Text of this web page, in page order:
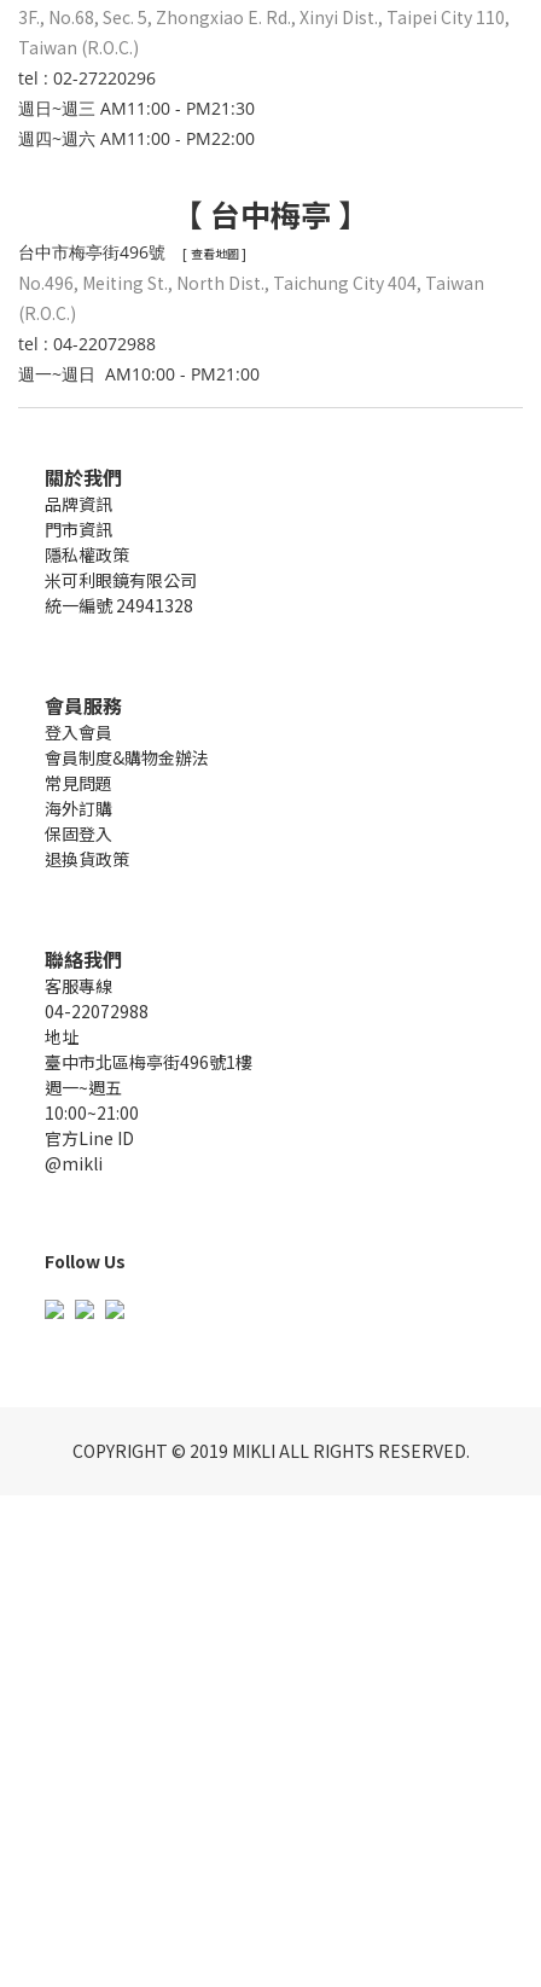
3F., No.68, Sec. 5, Zhongxiao E. Rd., Xinyi Dist., Taipei City 110,
Taiwan (R.O.C.)
tel : 02-27220296
週日~週三 AM11:00 - PM21:30
週四~週六 AM11:00 - PM22:00
【 台中梅亭 】
台中市梅亭街496號 [ 查看地圖]
No.496, Meiting St., North Dist., Taichung City 404, Taiwan
(R.O.C.)
tel : 04-22072988
週一~週日 AM10:00 - PM21:00
關於我們
品牌資訊
門市資訊
隱私權政策
米可利眼鏡有限公司
統一編號 24941328
會員服務
登入會員
會員制度&購物金辦法
常見問題
海外訂購
保固登入
退換貨政策
聯絡我們
客服專線
04-22072988
地址
臺中市北區梅亭街496號1樓
週一~週五
10:00~21:00
官方Line ID
@mikli
Follow Us
COPYRIGHT © 2019 MIKLI ALL RIGHTS RESERVED.